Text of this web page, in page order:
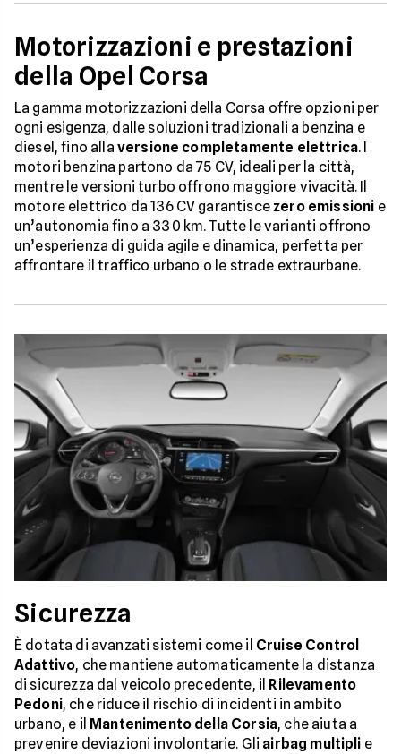
Motorizzazioni e prestazioni
della Opel Corsa
La gamma motorizzazioni della Corsa offre opzioni per
ogni esigenza, dalle soluzioni tradizionali a benzina e
diesel, fino alla versione completamente elettrica. I
motori benzina partono da 75 CV, ideali per la città,
mentre le versioni turbo offrono maggiore vivacità. Il
motore elettrico da 136 CV garantisce zero emissioni e
un’autonomia fino a 330 km. Tutte le varianti offrono
un’esperienza di guida agile e dinamica, perfetta per
affrontare il traffico urbano o le strade extraurbane.
Sicurezza
È dotata di avanzati sistemi come il Cruise Control
Adattivo, che mantiene automaticamente la distanza
di sicurezza dal veicolo precedente, il Rilevamento
Pedoni, che riduce il rischio di incidenti in ambito
urbano, e il Mantenimento della Corsia, che aiuta a
prevenire deviazioni involontarie. Gli airbag multipli e